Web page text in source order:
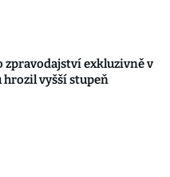
zpravodajství exkluzivně v
hrozil vyšší stupeň